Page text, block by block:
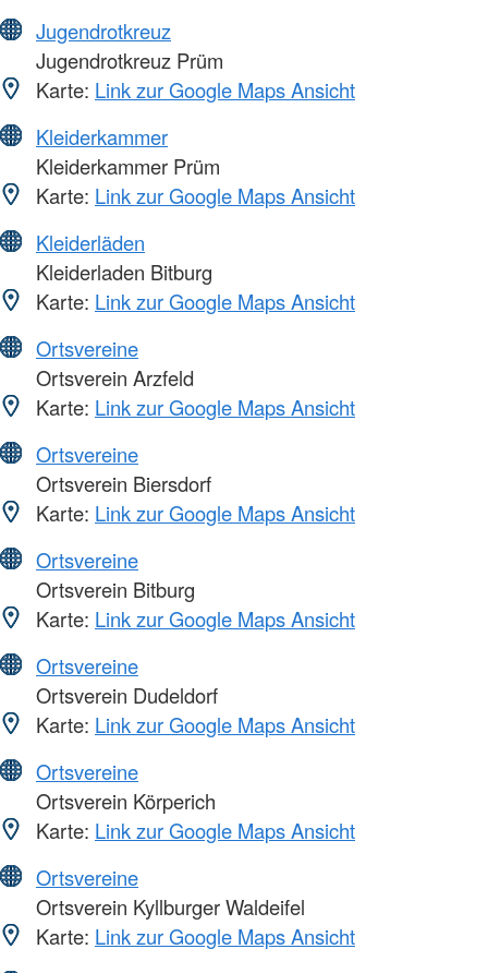
Jugendrotkreuz
Jugendrotkreuz Prüm
Karte: Link zur Google Maps Ansicht
Kleiderkammer
Kleiderkammer Prüm
Karte: Link zur Google Maps Ansicht
Kleiderläden
Kleiderladen Bitburg
Karte: Link zur Google Maps Ansicht
Ortsvereine
Ortsverein Arzfeld
Karte: Link zur Google Maps Ansicht
Ortsvereine
Ortsverein Biersdorf
Karte: Link zur Google Maps Ansicht
Ortsvereine
Ortsverein Bitburg
Karte: Link zur Google Maps Ansicht
Ortsvereine
Ortsverein Dudeldorf
Karte: Link zur Google Maps Ansicht
Ortsvereine
Ortsverein Körperich
Karte: Link zur Google Maps Ansicht
Ortsvereine
Ortsverein Kyllburger Waldeifel
Karte: Link zur Google Maps Ansicht